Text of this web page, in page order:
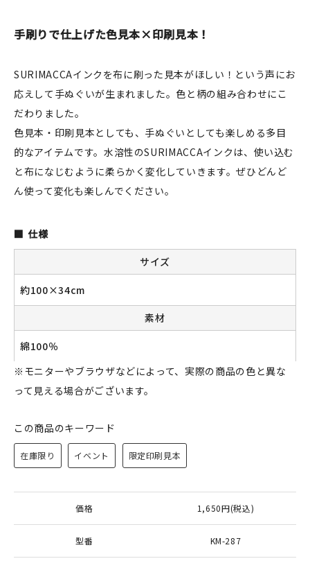
おすすめ特集
読みもの
イベント・ワークショップ
ギャラリー
マイアカウント
カートを見る
よくある質問
手刷りで仕上げた色見本×印刷見本！
SURIMACCAインクを布に刷った見本がほしい！という声にお
応えして手ぬぐいが生まれました。色と柄の組み合わせにこ
だわりました。
色見本・印刷見本としても、手ぬぐいとしても楽しめる多目
的なアイテムです。水溶性のSURIMACCAインクは、使い込む
と布になじむように柔らかく変化していきます。ぜひどんど
ん使って変化も楽しんでください。
仕様
サイズ
約100×34cm
素材
綿100％
※モニターやブラウザなどによって、実際の商品の色と異な
って見える場合がございます。
この商品のキーワード
在庫限り イベント 限定印刷見本
価格 1,650円(税込)
型番 KM-287